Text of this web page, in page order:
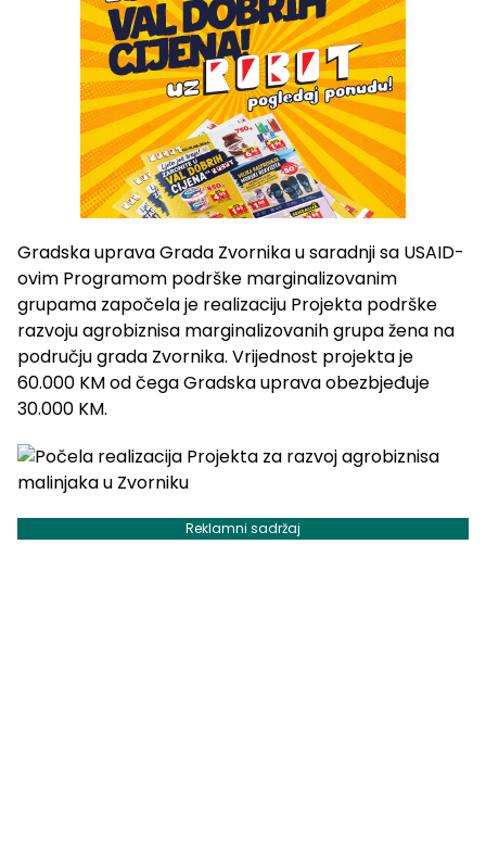
Gradska uprava Grada Zvornika u saradnji sa USAID-
ovim Programom podrške marginalizovanim
grupama započela je realizaciju Projekta podrške
razvoju agrobiznisa marginalizovanih grupa žena na
području grada Zvornika. Vrijednost projekta je
60.000 KM od čega Gradska uprava obezbjeđuje
30.000 KM.
Reklamni sadržaj